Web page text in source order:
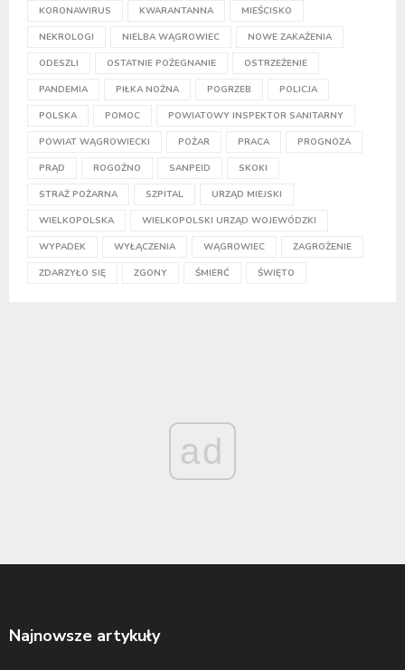
KORONAWIRUS KWARANTANNA MIEŚCISKO
NEKROLOGI NIELBA WĄGROWIEC NOWE ZAKAŻENIA
ODESZLI OSTATNIE POŻEGNANIE OSTRZEŻENIE
PANDEMIA PIŁKA NOŻNA POGRZEB POLICJA
POLSKA POMOC POWIATOWY INSPEKTOR SANITARNY
POWIAT WĄGROWIECKI POŻAR PRACA PROGNOZA
PRĄD ROGOŹNO SANPEID SKOKI
STRAŻ POŻARNA SZPITAL URZĄD MIEJSKI
WIELKOPOLSKA WIELKOPOLSKI URZĄD WOJEWÓDZKI
WYPADEK WYŁĄCZENIA WĄGROWIEC ZAGROŻENIE
ZDARZYŁO SIĘ ZGONY ŚMIERĆ ŚWIĘTO
ad
Najnowsze artykuły